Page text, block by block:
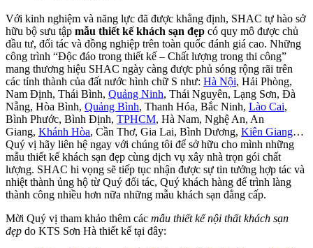
Với kinh nghiệm và năng lực đã được khẳng định, SHAC tự hào sở
hữu bộ sưu tập mẫu thiết kế khách sạn đẹp có quy mô được chủ
đầu tư, đối tác và đồng nghiệp trên toàn quốc đánh giá cao. Những
công trình “Độc đáo trong thiết kế – Chất lượng trong thi công”
mang thương hiệu SHAC ngày càng được phủ sóng rộng rãi trên
các tỉnh thành của đất nước hình chữ S như: Hà Nội, Hải Phòng,
Nam Định, Thái Bình, Quảng Ninh, Thái Nguyên, Lạng Sơn, Đà
Nẵng, Hòa Bình, Quảng Bình, Thanh Hóa, Bắc Ninh, Lào Cai,
Bình Phước, Bình Định, TPHCM, Hà Nam, Nghệ An, An
Giang, Khánh Hòa, Cần Thơ, Gia Lai, Bình Dương, Kiên Giang…
Quý vị hãy liên hệ ngay với chúng tôi để sở hữu cho mình những
mẫu thiết kế khách sạn đẹp cùng dịch vụ xây nhà trọn gói chất
lượng. SHAC hi vọng sẽ tiếp tục nhận được sự tin tưởng hợp tác và
nhiệt thành ủng hộ từ Quý đối tác, Quý khách hàng để trình làng
thành công nhiều hơn nữa những mẫu khách sạn đẳng cấp.
Mời Quý vị tham khảo thêm các mẫu thiết kế nội thất khách sạn
đẹp do KTS Sơn Hà thiết kế tại đây: